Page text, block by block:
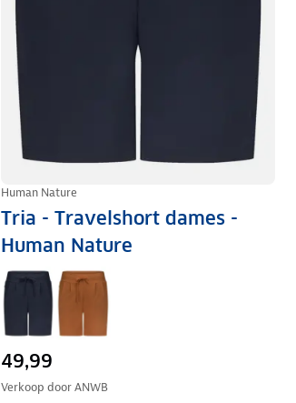
Human Nature
Tria - Travelshort dames -
Human Nature
49,99
Verkoop doorANWB